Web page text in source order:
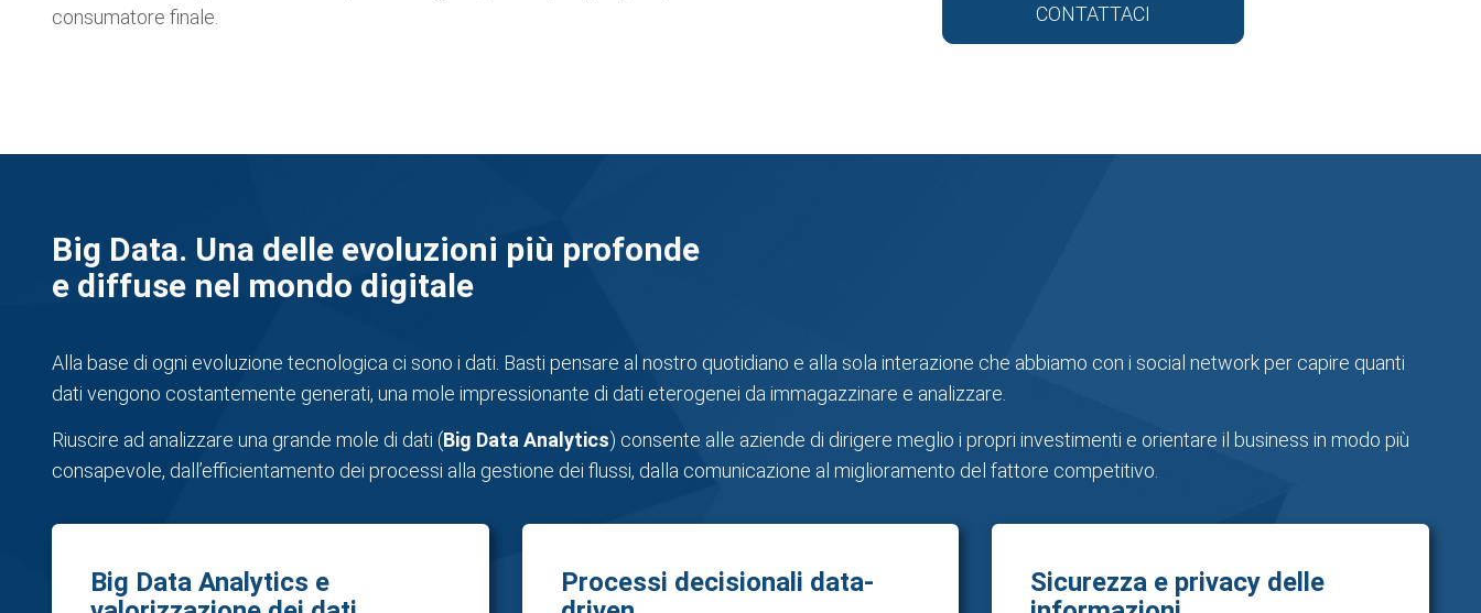
consumatore finale.
CONTATTACI
Big Data. Una delle evoluzioni più profonde
e diffuse nel mondo digitale
Alla base di ogni evoluzione tecnologica ci sono i dati. Basti pensare al nostro quotidiano e alla sola interazione che abbiamo con i social network per capire quanti
dati vengono costantemente generati, una mole impressionante di dati eterogenei da immagazzinare e analizzare.
Riuscire ad analizzare una grande mole di dati (Big Data Analytics) consente alle aziende di dirigere meglio i propri investimenti e orientare il business in modo più
consapevole, dall’efficientamento dei processi alla gestione dei flussi, dalla comunicazione al miglioramento del fattore competitivo.
Big Data Analytics e
Processi decisionali data-
Sicurezza e privacy delle